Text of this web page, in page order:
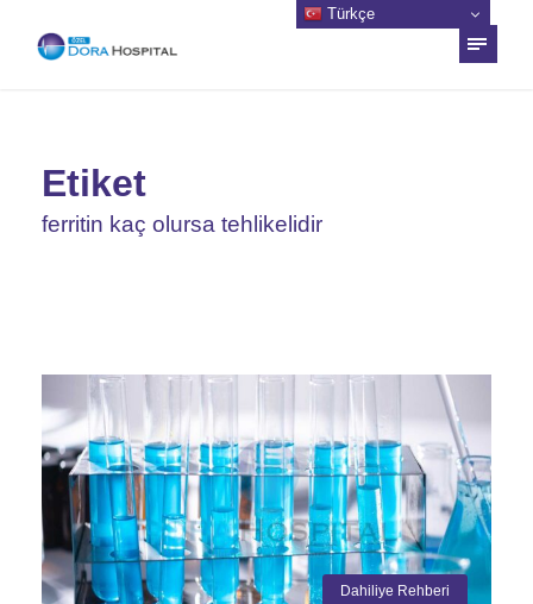
Etiket
ferritin kaç olursa tehlikelidir
Dahiliye Rehberi
Türkçe